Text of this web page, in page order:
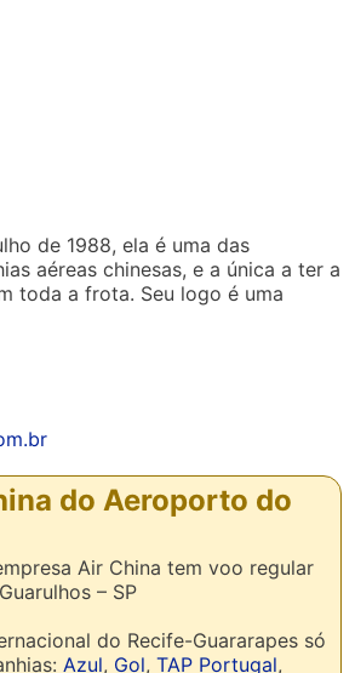
de 1988, ela é uma das
aéreas chinesas, e a única a ter a
toda a frota. Seu logo é uma
do Aeroporto do
Air China tem voo regular
– SP
do Recife-Guararapes só
Azul, Gol,TAP Portugal,